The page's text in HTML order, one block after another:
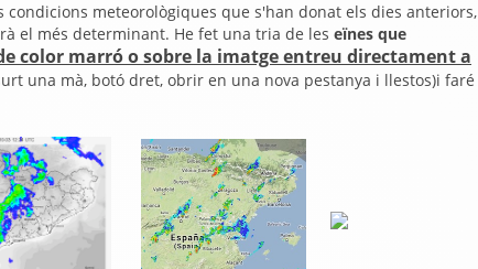
condicions meteorològiques que s'han donat els dies anteriors,
el més determinant. He fet una tria de les eïnes que
color marró o sobre la imatge entreu directament a
una mà, botó dret, obrir en una nova pestanya i llestos)i faré